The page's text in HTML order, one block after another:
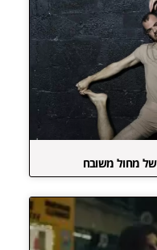
של מחול משובח